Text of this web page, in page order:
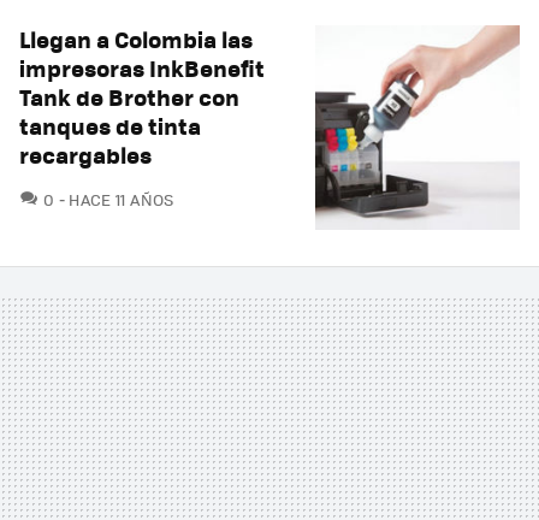
Llegan a Colombia las
impresoras InkBenefit
Tank de Brother con
tanques de tinta
recargables
0 COMENTARIOS
HACE 11 AÑOS